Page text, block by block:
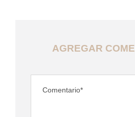
AGREGAR